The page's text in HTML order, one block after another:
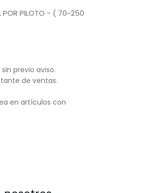
POR PILOTO - ( 70~250
previo aviso.
de ventas.
en artículos con